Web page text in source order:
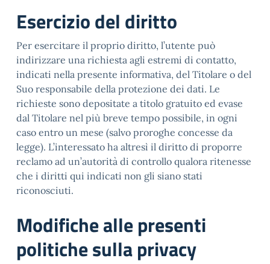
Esercizio del diritto
Per esercitare il proprio diritto, l’utente può
indirizzare una richiesta agli estremi di contatto,
indicati nella presente informativa, del Titolare o del
Suo responsabile della protezione dei dati. Le
richieste sono depositate a titolo gratuito ed evase
dal Titolare nel più breve tempo possibile, in ogni
caso entro un mese (salvo proroghe concesse da
legge). L’interessato ha altresì il diritto di proporre
reclamo ad un’autorità di controllo qualora ritenesse
che i diritti qui indicati non gli siano stati
riconosciuti.
Modifiche alle presenti
politiche sulla privacy